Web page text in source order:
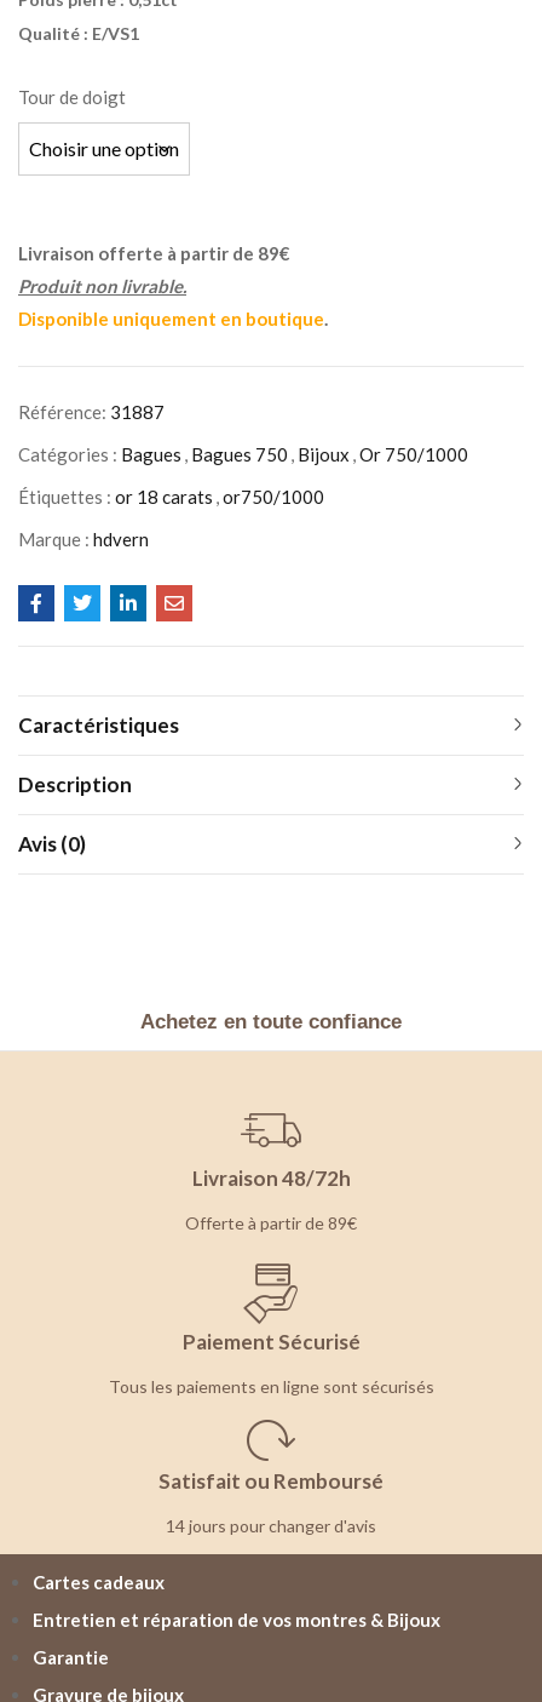
Qualité : E/VS1
Tour de doigt
Livraison offerte à partir de 89€
Produit non livrable.
Disponible uniquement en boutique.
Référence: 31887
Catégories : Bagues , Bagues 750 , Bijoux ,Or 750/1000
Étiquettes : or 18 carats ,or750/1000
Marque : hdvern
Caractéristiques
Description
Avis (0)
Achetez en toute confiance
Livraison 48/72h
Offerte à partir de 89€
Paiement Sécurisé
Tous les paiements en ligne sont sécurisés
Satisfait ou Remboursé
14 jours pour changer d'avis
Cartes cadeaux
Entretien et réparation de vos montres & Bijoux
Garantie
Gravure de bijoux